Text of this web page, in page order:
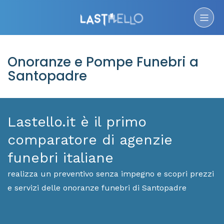
Onoranze e Pompe Funebri a
Santopadre
Lastello.it è il primo
comparatore di agenzie
funebri italiane
realizza un preventivo senza impegno e scopri prezzi
e servizi delle onoranze funebri di Santopadre